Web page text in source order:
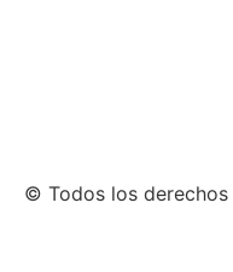
© Todos los